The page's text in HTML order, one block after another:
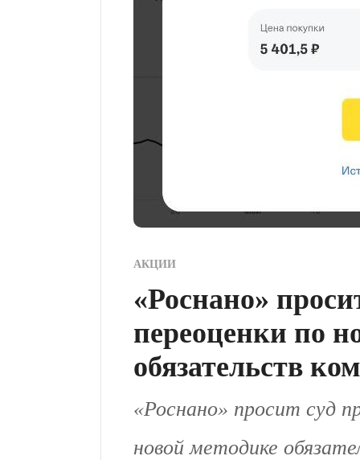
АКЦИИ
«Роснано»
переоценки по
обязательств
«Роснано» просит суд
новой методике